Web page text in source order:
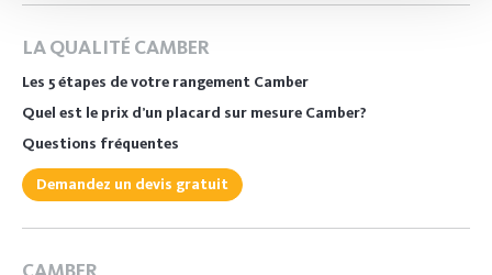
LA QUALITÉ CAMBER
Les 5 étapes de votre rangement Camber
Quel est le prix d’un placard sur mesure Camber?
Questions fréquentes
Demandez un devis gratuit